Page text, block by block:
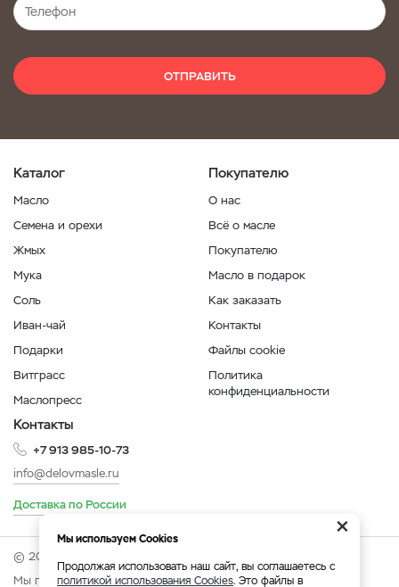
ОТПРАВИТЬ
Каталог
Масло
Семена и орехи
Жмых
Мука
Соль
Иван-чай
Подарки
Витграсс
Маслопресс
Покупателю
О нас
Всё о масле
Покупателю
Масло в подарок
Как заказать
Контакты
Файлы cookie
Политика
конфиденциальности
Контакты
+7 913 985-10-73
info@delovmasle.ru
Доставка по России
© 2026 Интернет-магазин "Дело в масле".
Мы принимаем:
×
Мы используем Cookies
Продолжая использовать наш сайт, вы соглашаетесь с
политикой использования Cookies. Это файлы в